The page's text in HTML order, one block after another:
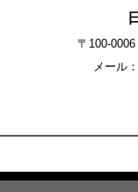
〒100-
メール：